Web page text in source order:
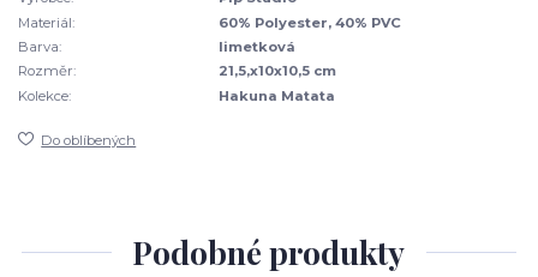
Materiál:
60% Polyester, 40% PVC
Barva:
limetková
Rozměr:
21,5,x10x10,5 cm
Kolekce:
Hakuna Matata
Do oblíbených
Podobné produkty